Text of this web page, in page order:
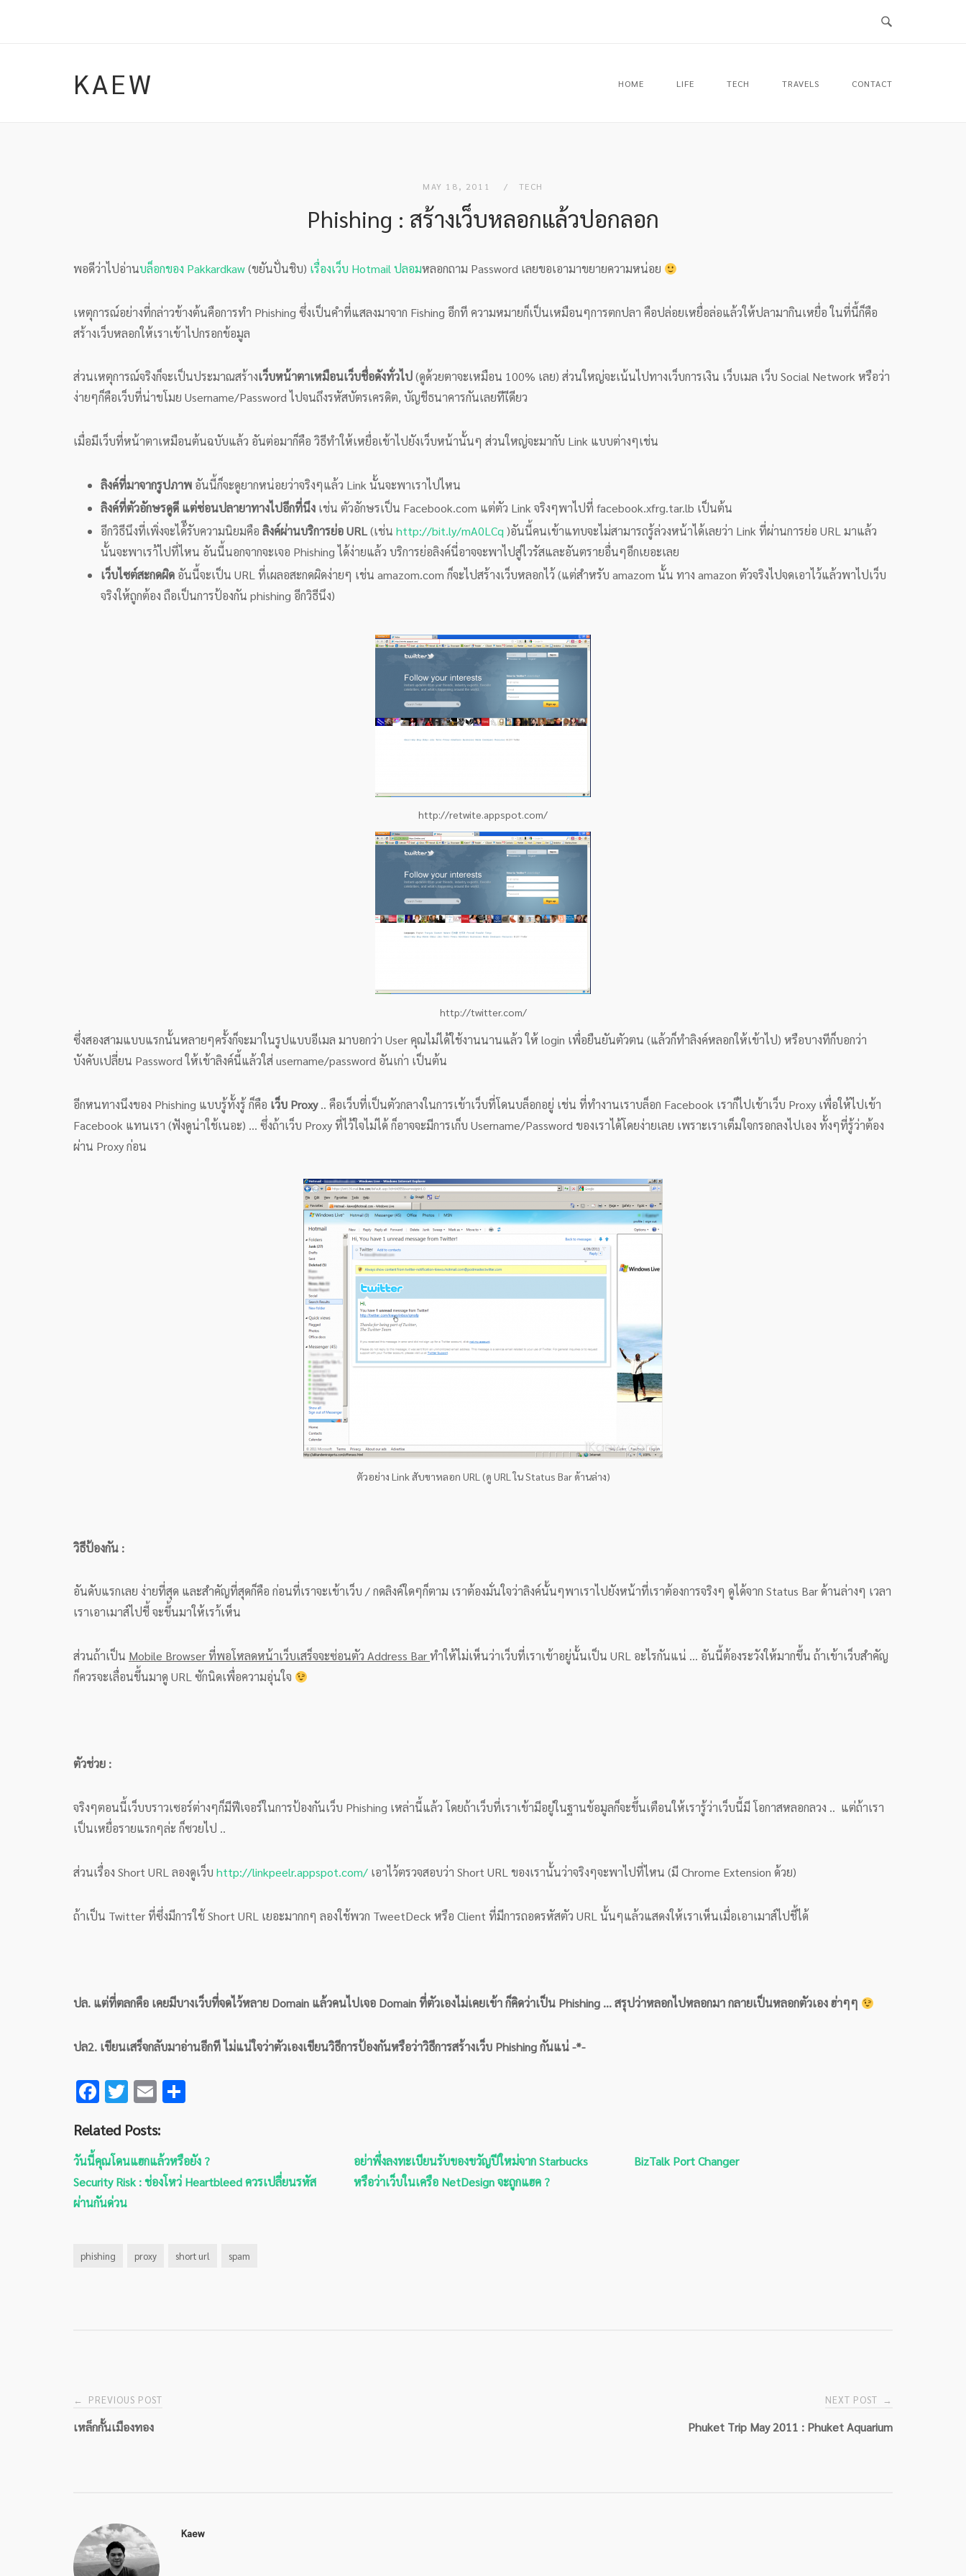
KAEW HOME LIFE TECH TRAVELS CONTACT
MAY 18, 2011 TECH
Phishing : สร้างเว็บหลอกแล้วปอกลอก
พอดีว่าไปอ่านบล็อกของ Pakkardkaw(ขยันปั่นชิบ) เรื่องเว็บ Hotmail ปลอมหลอกถาม Password เลยขอเอามาขยายความหน่อย
เหตุการณ์อย่างที่กล่าวข้างต้นคือการทำ Phishing ซึ่งเป็นคำที่แสลงมาจาก Fishing อีกที ความหมายก็เป็นเหมือนๆการตกปลา คือปล่อยเหยื่อล่อแล้วให้ปลามากินเหยื่อ ในที่นี้ก็คือ
สร้างเว็บหลอกให้เราเข้าไปกรอกข้อมูล
ส่วนเหตุการณ์จริงก็จะเป็นประมาณสร้างเว็บหน้าตาเหมือนเว็บชื่อดังทั่วไป(ดูด้วยตาจะเหมือน 100% เลย) ส่วนใหญ่จะเน้นไปทางเว็บการเงิน เว็บเมล เว็บ Social Network หรือว่า
ง่ายๆก็คือเว็บที่น่าขโมย Username/Password ไปจนถึงรหัสบัตรเครดิต, บัญชีธนาคารกันเลยทีเีดียว
เมื่อมีเว็บที่หน้าตาเหมือนต้นฉบับแล้ว อันต่อมาก็คือ วิธีทำให้เหยื่อเข้าไปยังเว็บหน้านั้นๆ ส่วนใหญ่จะมากับ Link แบบต่างๆเช่น
ลิงค์ที่มาจากรูปภาพ อันนี้ก็จะดูยากหน่อยว่าจริงๆแล้ว Link นั้นจะพาเราไปไหน
ลิงค์ที่ตัวอักษรดูดี แต่ซ่อนปลายาทางไปอีกที่นึง เช่น ตัวอักษรเป็น Facebook.com แต่ตัว Link จริงๆพาไปที่ facebook.xfrg.tar.lb เป็นต้น
อีกวิธีนึงที่เพิ่งจะได้ีรับความนิยมคือลิงค์ผ่านบริการย่อ URL(เช่นhttp://bit.ly/mA0LCq )อันนี้คนเข้าแทบจะไม่สามารถรู้ล่วงหน้าได้เลยว่า Link ที่ผ่านการย่อ URL มาแล้ว
นั้นจะพาเรา้ไปที่ไหน อันนี้นอกจากจะเจอ Phishing ได้ง่ายแล้ว บริการย่อลิงค์นี่อาจจะพาไปสู่ไวรัสและอันตรายอื่นๆอีกเยอะเลย
เว็บไซต์สะกดผิด อันนี้จะเป็น URL ที่เผลอสะกดผิดง่ายๆ เช่น amazom.com ก็จะไปสร้างเว็บหลอกไว้ (แต่สำหรับ amazom นั้น ทาง amazon ตัวจริงไปจดเอาไว้แล้วพาไปเว็บ
จริงให้ถูกต้อง ถือเป็นการป้องกัน phishing อีกวิธีนึง)
http://retwite.appspot.com/
http://twitter.com/
ซึ่งสองสามแบบแรกนั้นหลายๆครั้งก็จะมาในรูปแบบอีเมล มาบอกว่า User คุณไม่ได้ใช้งานนานแล้ว ให้ login เพื่อยืนยันตัวตน (แล้วก็ทำลิงค์หลอกให้เข้าไป) หรือบางทีก็บอกว่า
บังคับเปลี่ยน Password ให้เข้าลิงค์นี้แล้วใส่ username/password อันเก่า เป็นต้น
อีกหนทางนึงของ Phishing แบบรู้ทั้งรู้ ก็คือ เว็บ Proxy.. คือเว็บที่เป็นตัวกลางในการเข้าเว็บที่โดนบล็อกอยู่ เช่น ที่ทำงานเราบล็อก Facebook เราก็ไปเข้าเว็บ Proxy เพื่อให้ไปเข้า
Facebook แทนเรา (ฟังดูน่าใช้เนอะ) … ซึ่งถ้าเว็บ Proxy ที่ไว้ใจไม่ได้ ก็อาจจะมีการเก็บ Username/Password ของเราได้โดยง่ายเลย เพราะเราเต็มใจกรอกลงไปเอง ทั้งๆที่รู้ว่าต้อง
ผ่าน Proxy ก่อน
ตัวอย่าง Link สับขาหลอก URL (ดู URL ใน Status Bar ด้านล่าง)
วิธีป้องกัน :
อันดับแรกเลย ง่ายที่สุด และสำคัญที่สุดก็คือ ก่อนที่เราจะเข้าเว็บ / กดลิงค์ใดๆก็ตาม เราต้องมั่นใจว่าลิงค์นั้นๆพาเราไปยังหน้าที่เราต้องการจริงๆ ดูได้จาก Status Bar ด้านล่างๆ เวลา
เราเอาเมาส์ไปชี้ จะขึ้นมาให้เรา้เห็น
ส่วนถ้าเป็น Mobile Browser ที่พอโหลดหน้าเว็บเสร็จจะซ่อนตัว Address Barทำให้ไม่เห็นว่าเว็บที่เราเข้าอยู่นั้นเป็น URL อะไรกันแน่ … อันนี้ต้องระวังให้มากขึ้น ถ้าเข้าเว็บสำคัญ
ก็ควรจะเลื่อนขึ้นมาดู URL ซักนิดเพื่อความอุ่นใจ
ตัวช่วย :
จริงๆตอนนี้เว็บบราวเซอร์ต่างๆก็มีฟีเจอร์ในการป้องกันเว็บ Phishing เหล่านี้แล้ว โดยถ้าเว็บที่เราเข้ามีอยู่ในฐานข้อมูลก็จะขึ้นเตือนให้เรารู้ว่าเว็บนี้มี โอกาสหลอกลวง .. แต่ถ้าเรา
เป็นเหยื่อรายแรกๆล่ะ ก็ซวยไป ..
ส่วนเรื่อง Short URL ลองดูเว็บ http://linkpeelr.appspot.com/ เอาไว้ตรวจสอบว่า Short URL ของเรานั้นว่าจริงๆจะพาไปที่ไหน (มี Chrome Extension ด้วย)
ถ้าเป็น Twitter ที่ซึ่งมีการใช้ Short URL เยอะมากกๆ ลองใช้พวก TweetDeck หรือ Client ที่มีการถอดรหัสตัว URL นั้นๆแล้วแสดงให้เราเห็นเมื่อเอาเมาส์ไปชี้ได้
ปล. แต่ที่ตลกคือ เคยมีบางเว็บที่จดไว้หลาย Domain แล้วคนไปเจอ Domain ที่ตัวเองไม่เคยเข้า ก็คิดว่าเป็น Phishing … สรุปว่าหลอกไปหลอกมา กลายเป็นหลอกตัวเอง ฮ่าๆๆ
ปล2. เขียนเสร็จกลับมาอ่านอีกที ไม่แน่ใจว่าตัวเองเขียนวิธีการป้องกันหรือว่าวิธีการสร้างเว็บ Phishing กันแน่ -*-
F
e
b
o
o
T
tt
er
E
ai
l e
Related Posts:
วันนี้คุณโดนแฮกแล้วหรือยัง ? อย่าพึ่งลงทะเบียนรับของขวัญปีใหม่จาก Starbucks
BizTalk Port Changer
Security Risk : ช่องโหว่ Heartbleed ควรเปลี่ยนรหัส
ผ่านกันด่วน
หรือว่าเว็บในเครือ NetDesign จะถูกแฮค ?
phishing proxy short url spam
Post
navigation
← PREVIOUS POST
เหล็กกั้นเมืองทอง
NEXT POST →
Phuket Trip May 2011 : Phuket Aquarium
Kaew